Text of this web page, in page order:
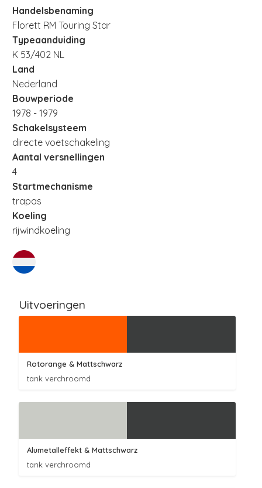
Handelsbenaming
Florett RM Touring Star
Typeaanduiding
K 53/402 NL
Land
Nederland
Bouwperiode
1978 - 1979
Schakelsysteem
directe voetschakeling
Aantal versnellingen
4
Startmechanisme
trapas
Koeling
rijwindkoeling
Uitvoeringen
Rotorange & Mattschwarz
tank verchroomd
Alumetalleffekt & Mattschwarz
tank verchroomd